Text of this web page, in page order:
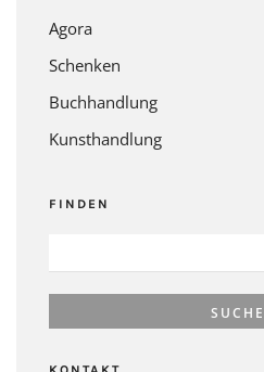
Agora
Schenken
Buchhandlung
Kunsthandlung
FINDEN